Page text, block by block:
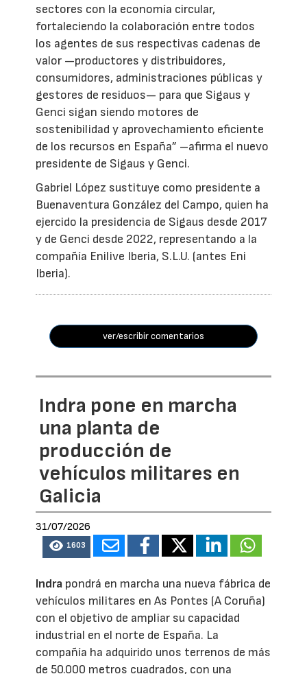
sectores con la economía circular,
fortaleciendo la colaboración entre todos
los agentes de sus respectivas cadenas de
valor —productores y distribuidores,
consumidores, administraciones públicas y
gestores de residuos— para que Sigaus y
Genci sigan siendo motores de
sostenibilidad y aprovechamiento eficiente
de los recursos en España” –afirma el nuevo
presidente de Sigaus y Genci.
Gabriel López sustituye como presidente a
Buenaventura González del Campo, quien ha
ejercido la presidencia de Sigaus desde 2017
y de Genci desde 2022, representando a la
compañía Enilive Iberia, S.L.U. (antes Eni
Iberia).
ver/escribir comentarios
Indra pone en marcha
una planta de
producción de
vehículos militares en
Galicia
31/07/2026
1603
Indra pondrá en marcha una nueva fábrica de
vehículos militares en As Pontes (A Coruña)
con el objetivo de ampliar su capacidad
industrial en el norte de España. La
compañía ha adquirido unos terrenos de más
de 50.000 metros cuadrados, con una